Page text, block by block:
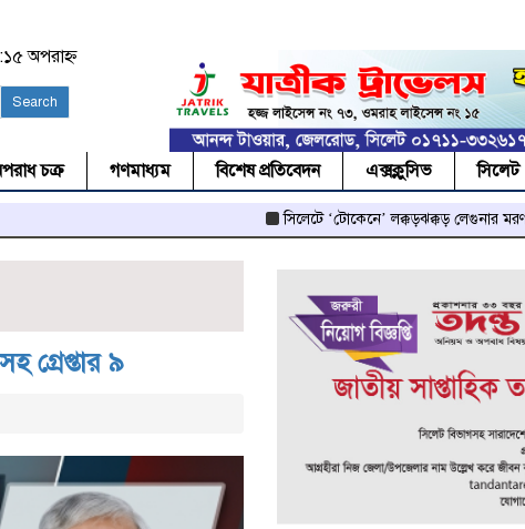
অপরাহ্ন
Search
চক্র গণমাধ্যম বিশেষ প্রতিবেদন এক্সক্লুসিভ সিলেট
সিলেটে ‘টোকেনে’ লক্কড়ঝক্কড় লেগুনার মরণখেলা!
গ্রেপ্তার ৯